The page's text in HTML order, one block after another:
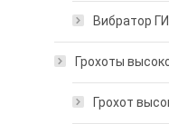
Вибратор
Грохоты
Грохот